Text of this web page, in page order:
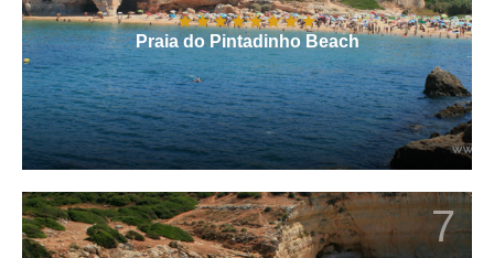
Praia do Pintadinho Beach
7